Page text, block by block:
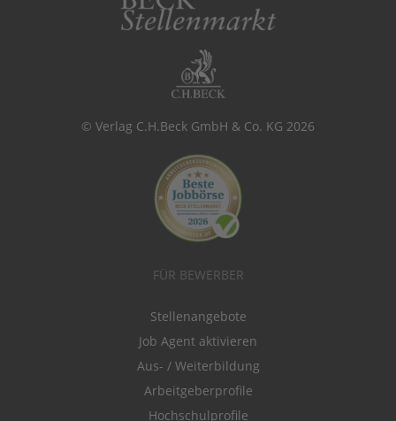
© Verlag C.H.Beck GmbH & Co. KG 2026
FÜR BEWERBER
Stellenangebote
Job Agent aktivieren
Aus- / Weiterbildung
Arbeitgeberprofile
Hochschulprofile